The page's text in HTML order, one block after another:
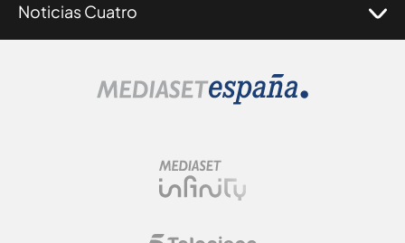
Noticias Cuatro